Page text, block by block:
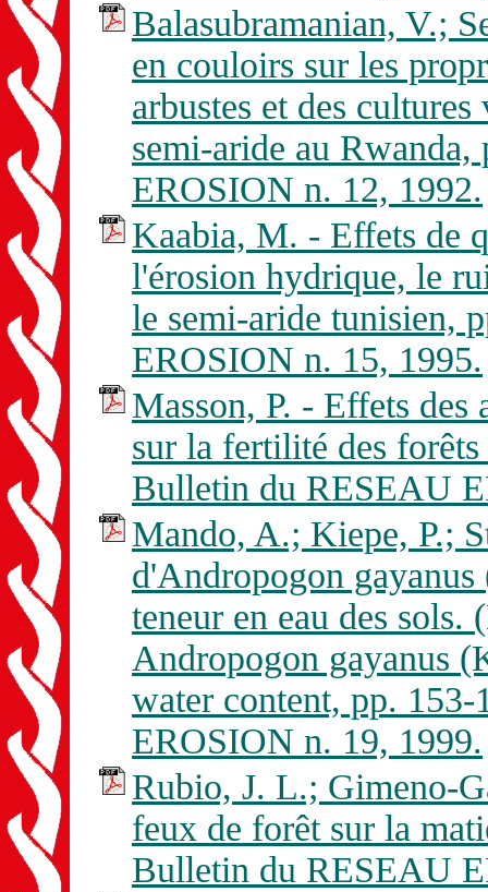
Balasubramanian, V.;
en couloirs sur les
arbustes et des
semi-aride au
EROSION n. 12, 1992.
Kaabia, M. - Effets de
l'érosion hydrique, le
le semi-aride tunisien,
EROSION n. 15, 1995.
Masson, P. - Effets des
sur la fertilité des
Bulletin du RESEAU
Mando, A.; Kiepe, P.;
d'Andropogon
teneur en eau des
Andropogon gayanus
water content, pp.
EROSION n. 19, 1999.
Rubio, J. L.; Gimeno-
feux de forêt sur la
Bulletin du RESEAU